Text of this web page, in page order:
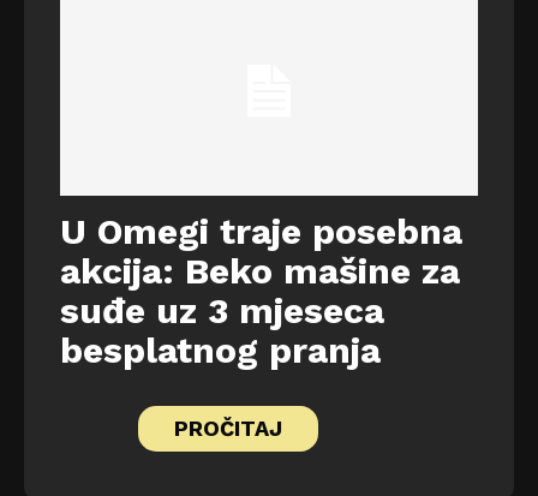
U Omegi traje posebna
akcija: Beko mašine za
suđe uz 3 mjeseca
besplatnog pranja
PROČITAJ